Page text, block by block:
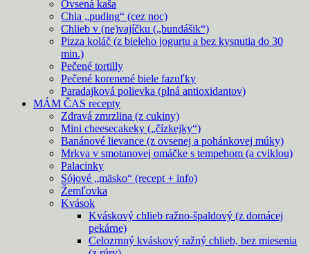
Ovsená kaša
Chia „puding“ (cez noc)
Chlieb v (ne)vajíčku („bundášik“)
Pizza koláč (z bieleho jogurtu a bez kysnutia do 30
min.)
Pečené tortilly
Pečené korenené biele fazuľky
Paradajková polievka (plná antioxidantov)
MÁM ČAS recepty
Zdravá zmrzlina (z cukiny)
Mini cheesecakeky („čízkejky“)
Banánové lievance (z ovsenej a pohánkovej múky)
Mrkva v smotanovej omáčke s tempehom (a cviklou)
Palacinky
Sójové „mäsko“ (recept + info)
Žemľovka
Kvások
Kváskový chlieb ražno-špaldový (z domácej
pekárne)
Celozrnný kváskový ražný chlieb, bez miesenia